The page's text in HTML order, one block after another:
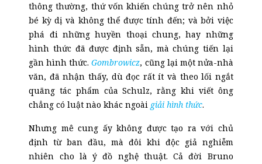
thông thường, thứ vốn khiến chúng trở nên nhỏ
bé kỳdị và không thể được tính đến; và bởi việc
phá đi những huyền thoại chung, hay những
hình thức đã được định sẵn, mà chúng tiến lại
gần hình thức.Gombrowicz, cũng lại một nửa-nhà
văn, đã nhận thấy, dù đọc rất ít và theo lối ngắt
quãng tác phẩm của Schulz, rằng khi viết ông
chẳng có luật nào khác ngoài giải hình thức.
Nhưng mê cung ấy không được tạo ra với chủ
định từ ban đầu, mà đôi khi độc giả nghiễm
nhiên cho là ý đồ nghệ thuật. Cả đời Bruno